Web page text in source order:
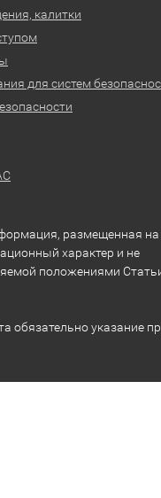
калитки
для систем
размещенная на
характер и не
положениями
обязательно указание